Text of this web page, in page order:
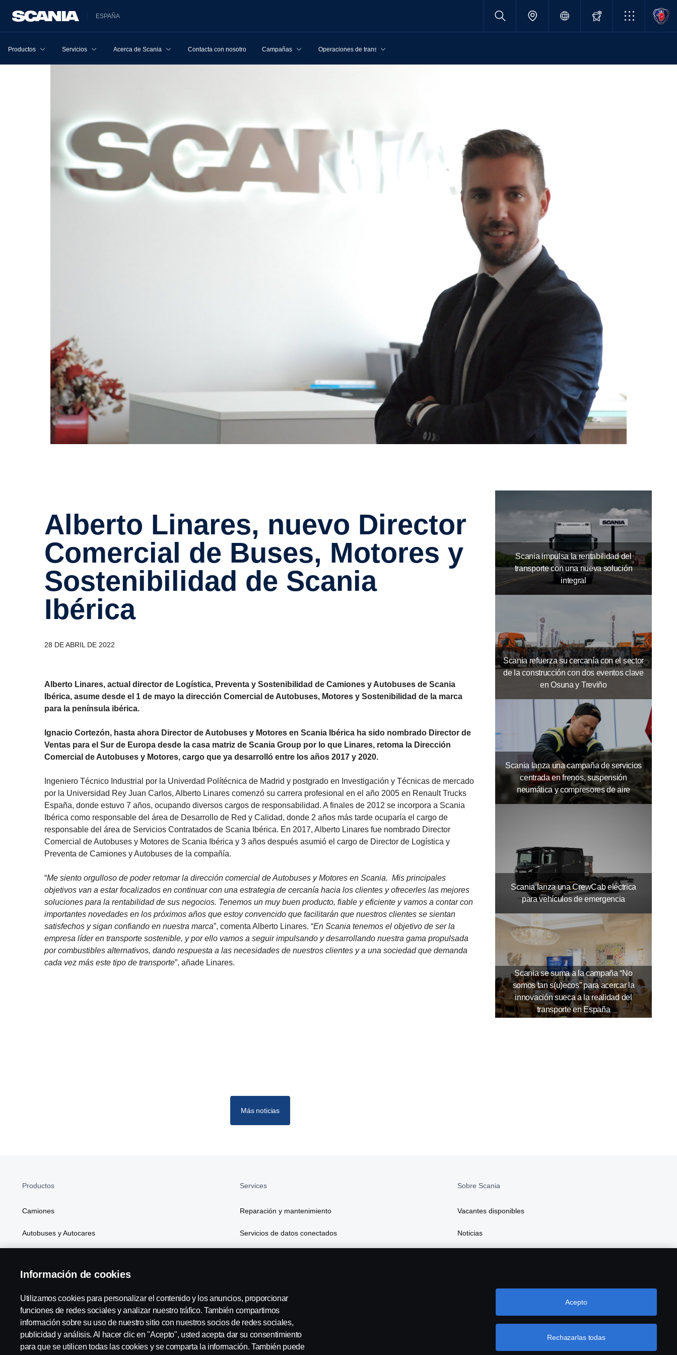
ESPAÑA
Productos Servicios Acerca de Scania Contacta con nosotros Campañas Operaciones de transporte
Alberto Linares, nuevo Director
Comer­cial de Buses, Motores y
Soste­ni­bi­lidad de Scania
Ibérica
28 DE ABRIL DE 2022
Alberto Linares, actual director de Logística, Preventa y Sostenibilidad de Camiones y Autobuses de Scania
Ibérica, asume desde el 1 de mayo la dirección Comercial de Autobuses, Motores y Sostenibilidad de la marca
para la península ibérica.
Ignacio Cortezón, hasta ahora Director de Autobuses y Motores en Scania Ibérica ha sido nombrado Director de
Ventas para el Sur de Europa desde la casa matriz de Scania Group por lo que Linares, retoma la Dirección
Comercial de Autobuses y Motores, cargo que ya desarrolló entre los años 2017 y 2020.
Ingeniero Técnico Industrial por la Univerdad Polítécnica de Madrid y postgrado en Investigación y Técnicas de mercado
por la Universidad Rey Juan Carlos, Alberto Linares comenzó su carrera profesional en el año 2005 en Renault Trucks
España, donde estuvo 7 años, ocupando diversos cargos de responsabilidad. A finales de 2012 se incorpora a Scania
Ibérica como responsable del área de Desarrollo de Red y Calidad, donde 2 años más tarde ocuparía el cargo de
responsable del área de Servicios Contratados de Scania Ibérica. En 2017, Alberto Linares fue nombrado Director
Comercial de Autobuses y Motores de Scania Ibérica y 3 años después asumió el cargo de Director de Logística y
Preventa de Camiones y Autobuses de la compañía.
“Me siento orgulloso de poder retomar la dirección comercial de Autobuses y Motores en Scania. Mis principales
objetivos van a estar focalizados en continuar con una estrategia de cercanía hacia los clientes y ofrecerles las mejores
soluciones para la rentabilidad de sus negocios. Tenemos un muy buen producto, fiable y eficiente y vamos a contar con
importantes novedades en los próximos años que estoy convencido que facilitarán que nuestros clientes se sientan
satisfechos y sigan confiando en nuestra marca”, comenta Alberto Linares. “En Scania tenemos el objetivo de ser la
empresa líder en transporte sostenible, y por ello vamos a seguir impulsando y desarrollando nuestra gama propulsada
por combustibles alternativos, dando respuesta a las necesidades de nuestros clientes y a una sociedad que demanda
cada vez más este tipo de transporte”, añade Linares.
Más noticias
Scania impulsa la rentabilidad del
transporte con una nueva solución
integral
Scania refuerza su cercanía con el sector
de la construcción con dos eventos clave
en Osuna y Treviño
Scania lanza una campaña de servicios
centrada en frenos, suspensión
neumática y compresores de aire
Scania lanza una CrewCab eléctrica
para vehículos de emergencia
Scania se suma a la campaña “No
somos tan s(u)ecos” para acercar la
innovación sueca a la realidad del
transporte en España
Productos
Camiones
Autobuses y Autocares
Atributos
Services
Reparación y mantenimiento
Servicios de datos conectados
Sobre Scania
Vacantes disponibles
Noticias
Scania in Your Region: España
Información de cookies
Utilizamos cookies para personalizar el contenido y los anuncios, proporcionar
funciones de redes sociales y analizar nuestro tráfico. También compartimos
información sobre su uso de nuestro sitio con nuestros socios de redes sociales,
publicidad y análisis. Al hacer clic en "Acepto", usted acepta dar su consentimiento
para que se utilicen todas las cookies y se comparta la información. También puede
Rechazarlas todas
Acepto